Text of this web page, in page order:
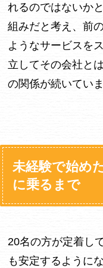
れるのではないか
組みだと考え、前
ようなサービスを
立してその会社と
の関係が続いていま
未経験で始め
に乗るまで
20名の方が定着し
も安定するように